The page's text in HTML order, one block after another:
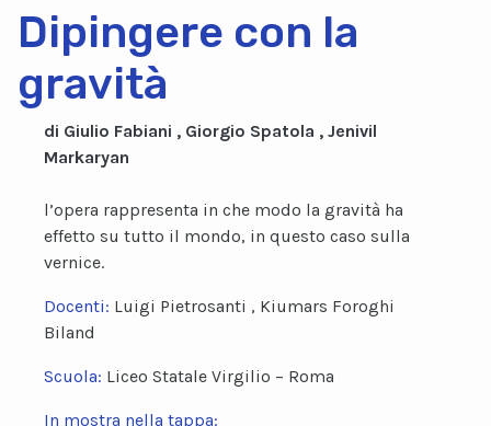
Dipingere con la
gravità
di Giulio Fabiani , Giorgio Spatola , Jenivil
Markaryan
l’opera rappresenta in che modo la gravità ha
effetto su tutto il mondo, in questo caso sulla
vernice.
Docenti: Luigi Pietrosanti , Kiumars Foroghi
Biland
Scuola: Liceo Statale Virgilio – Roma
In mostra nella tappa: